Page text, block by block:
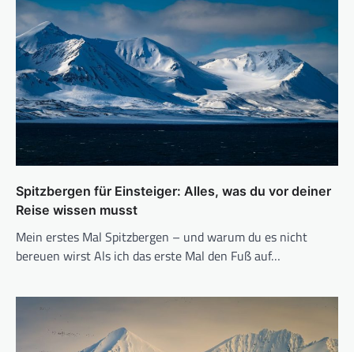
Spitzbergen für Einsteiger: Alles, was du vor deiner
Reise wissen musst
Mein erstes Mal Spitzbergen – und warum du es nicht
bereuen wirst Als ich das erste Mal den Fuß auf…